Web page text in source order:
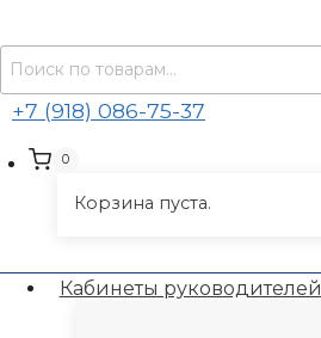
Искать:
+7 (918) 086-75-37
0
Корзина пуста.
Кабинеты руководителей